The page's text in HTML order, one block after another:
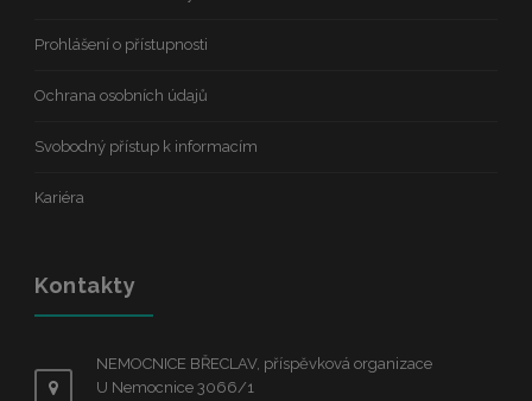
Prohlášení o přístupnosti
Ochrana osobních údajů
Svobodný přístup k informacím
Kariéra
Kontakty
NEMOCNICE BŘECLAV, příspěvková organizace
U Nemocnice 3066/1